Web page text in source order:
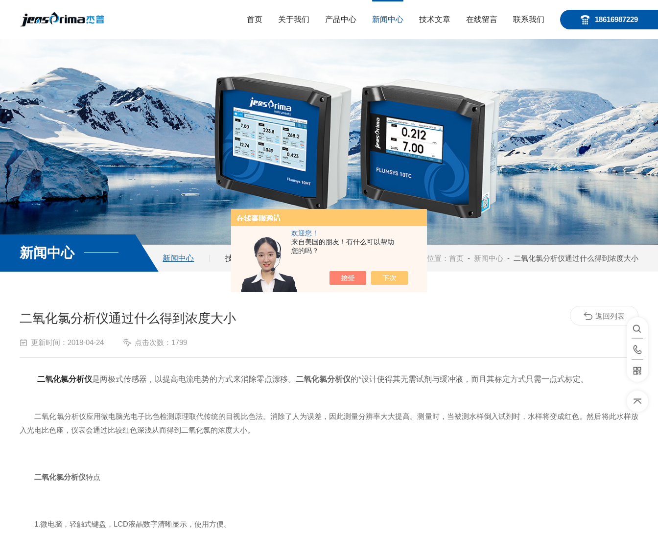
欢迎您！
来自美国的朋友！有什么可以帮助
您的吗？
18616987229
首页 关于我们 产品中心 新闻中心 技术文章 在线留言 联系我们
新闻中心 新闻中心 技术文章 当前位置： 首页 - 新闻中心- 二氧化氯分析仪通过什么得到浓度大小
二氧化氯分析仪通过什么得到浓度大小
更新时间：2018-04-24 点击次数：1799
二氧化氯分析仪是两极式传感器，以提高电流电势的方式来消除零点漂移。二氧化氯分析仪的*设计使得其无需试剂与缓冲液，而且其标定方式只需一点式标定。
二氧化氯分析仪应用微电脑光电子比色检测原理取代传统的目视比色法。消除了人为误差，因此测量分辨率大大提高。测量时，当被测水样倒入试剂时，水样将变成红色。然后将此水样放
入光电比色座，仪表会通过比较红色深浅从而得到二氧化氯的浓度大小。
二氧化氯分析仪特点
1.微电脑，轻触式键盘，LCD液晶数字清晰显示，使用方便。
返回列表